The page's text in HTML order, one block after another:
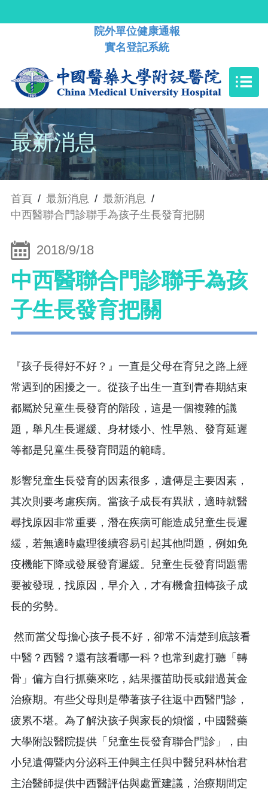
院外單位健康通報
實名登記系統
最新消息
首頁 / 最新消息 / 最新消息 /
中西醫聯合門診聯手為孩子生長發育把關
2018/9/18
中西醫聯合門診聯手為孩
子生長發育把關
『孩子長得好不好？』一直是父母在育兒之路上經
常遇到的困擾之一。從孩子出生一直到青春期結束
都屬於兒童生長發育的階段，這是一個複雜的議
題，舉凡生長遲緩、身材矮小、性早熟、發育延遲
等都是兒童生長發育問題的範疇。
影響兒童生長發育的因素很多，遺傳是主要因素，
其次則要考慮疾病。當孩子成長有異狀，適時就醫
尋找原因非常重要，潛在疾病可能造成兒童生長遲
緩，若無適時處理後續容易引起其他問題，例如免
疫機能下降或發展發育遲緩。兒童生長發育問題需
要被發現，找原因，早介入，才有機會扭轉孩子成
長的劣勢。
然而當父母擔心孩子長不好，卻常不清楚到底該看
中醫？西醫？還有該看哪一科？也常到處打聽「轉
骨」偏方自行抓藥來吃，結果揠苗助長或錯過黃金
治療期。有些父母則是帶著孩子往返中西醫門診，
疲累不堪。為了解決孩子與家長的煩惱，中國醫藥
大學附設醫院提供「兒童生長發育聯合門診」，由
小兒遺傳暨內分泌科王仲興主任與中醫兒科林怡君
主治醫師提供中西醫評估與處置建議，治療期間定